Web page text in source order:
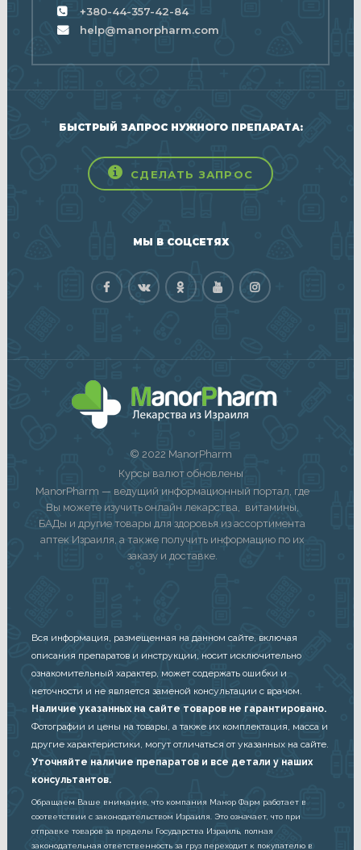
+380-44-357-42-84
help@manorpharm.com
БЫСТРЫЙ ЗАПРОС НУЖНОГО ПРЕПАРАТА:
СДЕЛАТЬ ЗАПРОС
МЫ В СОЦСЕТЯХ
© 2022 ManorPharm
Курсы валют обновлены
ManorPharm — ведущий информационный портал, где
Вы можете изучить онлайн лекарства, витамины,
БАДы и другие товары для здоровья из ассортимента
аптек Израиля, а также получить информацию по их
заказу и доставке.
Вся информация, размещенная на данном сайте, включая
описания препаратов и инструкции, носит исключительно
ознакомительный характер, может содержать ошибки и
неточности и не является заменой консультации с врачом.
Наличие указанных на сайте товаров не гарантировано.
Фотографии и цены на товары, а также их комплектация, масса и
другие характеристики, могут отличаться от указанных на сайте.
Уточняйте наличие препаратов и все детали у наших
консультантов.
Обращаем Ваше внимание, что компания Манор Фарм работает в
соответствии с законодательством Израиля. Это означает, что при
отправке товаров за пределы Государства Израиль, полная
законодательная ответственность за груз переходит к покупателю в